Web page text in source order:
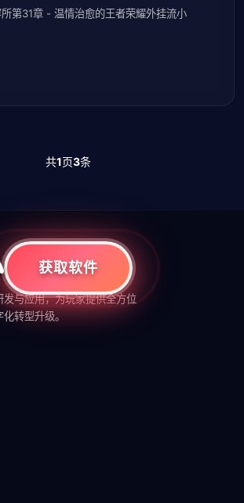
第31章 - 温情治愈的王者荣耀外挂流小
共1页3条
与应用，为玩家提供全方位
化转型升级。
获取软件